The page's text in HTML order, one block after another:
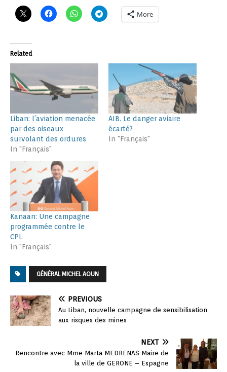
More
Related
Liban: l’aviation menacée
par des oiseaux
survolant des ordures
In "Français"
AIB. Le danger aviaire
écarté?
In "Français"
Kanaan: Une campagne
programmée contre le
CPL
In "Français"
GÉNÉRAL MICHEL AOUN
PREVIOUS
Au Liban, nouvelle campagne de sensibilisation
aux risques des mines
NEXT
Rencontre avec Mme Marta MEDRENAS Maire de
la ville de GERONE – Espagne